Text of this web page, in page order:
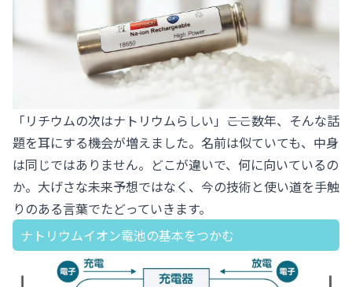
「リチウムの次はナトリウムらしい」――ここ数年、そんな話
題を耳にする機会が増えました。名前は似ていても、中身
は同じではありません。どこが違いで、何に向いているの
か。大げさな未来予想ではなく、今の技術と使い道を手触
りのある言葉でたどっていきます。
ナトリウムイオン電池の基本をつかむ